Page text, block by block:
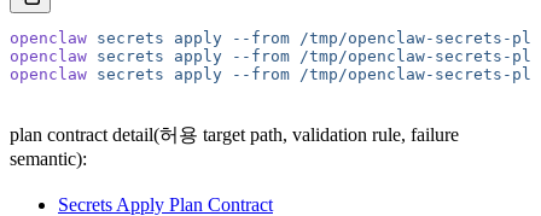
openclaw secrets apply --from /tmp/openclaw-secrets-
openclaw secrets apply --from /tmp/openclaw-secrets-
openclaw secrets apply --from /tmp/openclaw-secrets-
plan contract detail(허용 target path, validation rule, failure
semantic):
Secrets Apply Plan Contract